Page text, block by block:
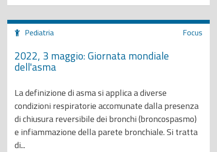
Pediatria Focus
2022, 3 maggio: Giornata mondiale
dell'asma
La definizione di asma si applica a diverse
condizioni respiratorie accomunate dalla presenza
di chiusura reversibile dei bronchi (broncospasmo)
e infiammazione della parete bronchiale. Si tratta
di...